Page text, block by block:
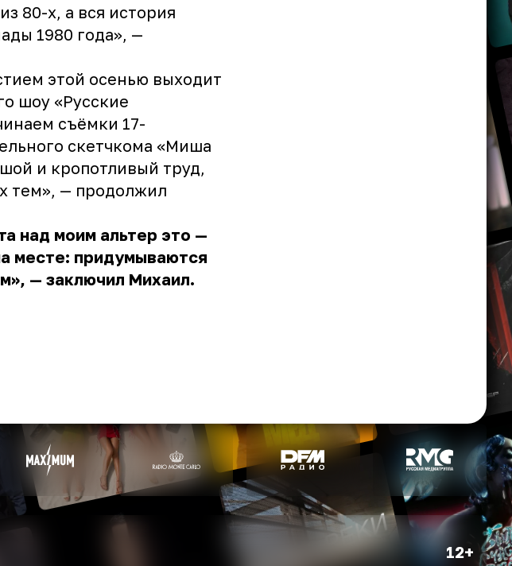
80-х, а вся история
1980 года», —
этой осенью выходит
шоу «Русские
съёмки 17-
скетчкома «Миша
и кропотливый труд,
тем», — продолжил
над моим альтер это —
месте: придумываются
— заключил Михаил.
12+